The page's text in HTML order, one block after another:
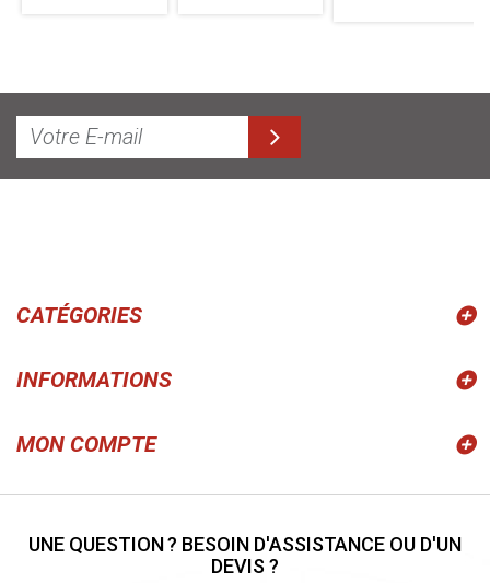
CATÉGORIES
INFORMATIONS
MON COMPTE
UNE QUESTION ? BESOIN D'ASSISTANCE OU D'UN
DEVIS ?